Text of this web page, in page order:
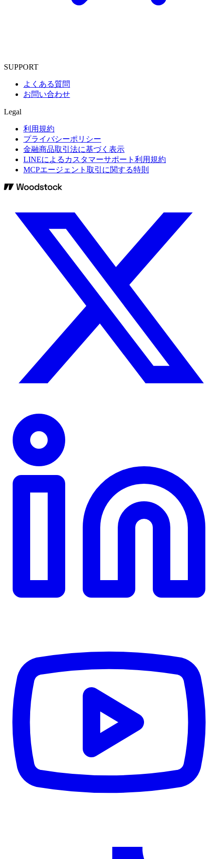
SUPPORT
よくある質問
お問い合わせ
Legal
利用規約
プライバシーポリシー
金融商品取引法に基づく表示
LINEによるカスタマーサポート利用規約
MCPエージェント取引に関する特則